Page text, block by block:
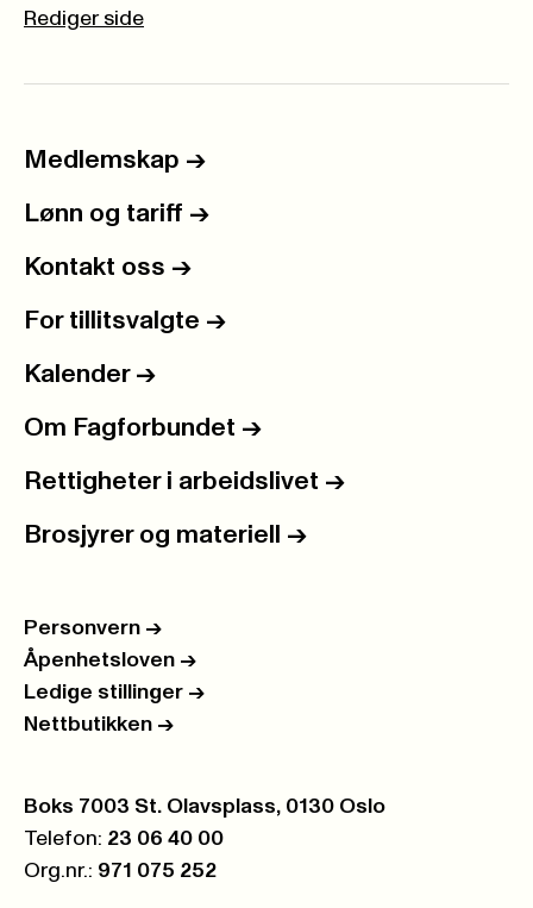
Rediger side
Medlemskap ->
Lønn og tariff ->
Kontakt oss ->
For tillitsvalgte ->
Kalender ->
Om Fagforbundet ->
Rettigheter i arbeidslivet ->
Brosjyrer og materiell ->
Personvern ->
Åpenhetsloven ->
Ledige stillinger ->
Nettbutikken ->
Postboks:
Boks 7003 St. Olavsplass, 0130 Oslo
Telefon: 23 06 40 00
Org.nr.: 971 075 252